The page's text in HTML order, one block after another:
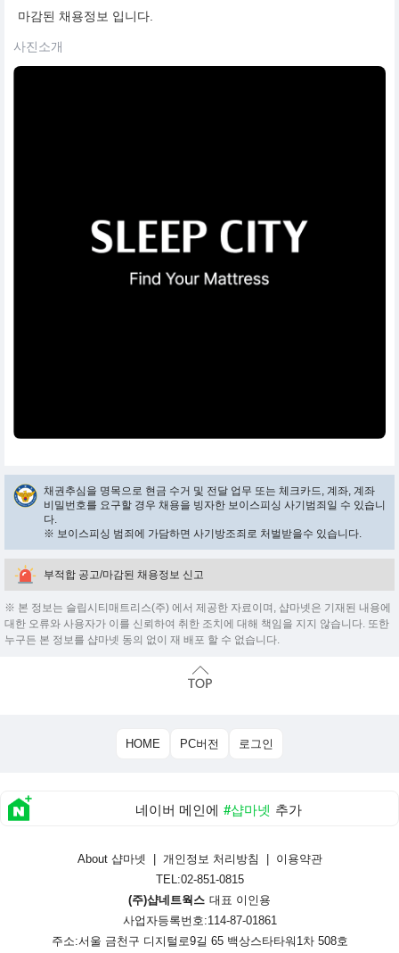
마감된 채용정보 입니다.
사진소개
채권추심을 명목으로 현금 수거 및 전달 업무 또는 체크카드, 계좌, 계좌
비밀번호를 요구할 경우 채용을 빙자한 보이스피싱 사기범죄일 수 있습니
다.
※ 보이스피싱 범죄에 가담하면 사기방조죄로 처벌받을수 있습니다.
부적합 공고/마감된 채용정보 신고
※ 본 정보는 슬립시티매트리스(주) 에서 제공한 자료이며, 샵마넷은 기재된 내용에
대한 오류와 사용자가 이를 신뢰하여 취한 조치에 대해 책임을 지지 않습니다. 또한
누구든 본 정보를 샵마넷 동의 없이 재 배포 할 수 없습니다.
HOME PC버전 로그인
네이버 메인에 #샵마넷 추가
About 샵마넷 개인정보 처리방침
이용약관
TEL:02-851-0815
(주)샵네트웍스 대표 이인용
사업자등록번호:114-87-01861
주소:서울 금천구 디지털로9길 65 백상스타타워1차 508호